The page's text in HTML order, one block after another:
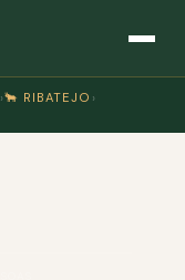
›🐂 RIBATEJO ›